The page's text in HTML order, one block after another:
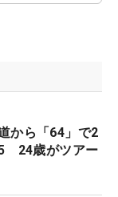
から「64」で2
24歳がツアー